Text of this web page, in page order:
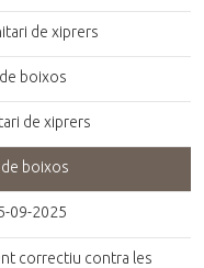
de xiprers
boixos
de xiprers
boixos
09-2025
correctiu contra les